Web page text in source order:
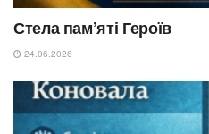
Стела пам’яті Героїв
24.06.2026